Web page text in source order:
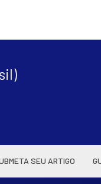
SEU ARTIGO